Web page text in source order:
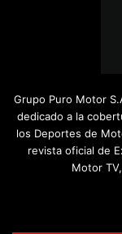
Grupo Puro Motor
dedicado a la
los Deportes de
revista oficial de
Motor